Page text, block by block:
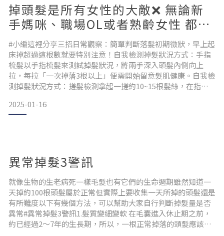
掉頭髮是所有女性的大敵❌ 無論新
手媽咪、職場OL或者熟齡女性 都有
可能碰上掉頭髮狀況，進而陷入焦
躁與恐慌😮‍💨😮‍💨
#小編這裡分享三招日常觀察：簡單判斷落髮初期徵狀，早上起
床掉超過這根數就要特別注意！自我檢測掉髮狀況方式：手指
梳髮以手指梳髮來測試掉髮狀況，將兩手深入頭髮內側向上
拉，每拉「一次掉落3根以上」便需開始留意髮肌健康。自我檢
測掉髮狀況方式：搓髮檢測拿起一搓約10~15根髮絲，在指尖
注意落髮狀況。自我檢測掉髮狀況方式：晨間觀察睡前可於枕
頭鋪上一條毛巾，在早晨起床時檢查毛巾上的頭髮，若超過3~5
2025-01-16
異常掉髮3警訊
就像生物的生老病死一樣毛髮也有它們的生命週期雖然知道一
天掉約100根頭髮屬於正常但實際上要收集一天所掉的頭髮還是
有所難度以下有幾個方法，可以幫助大家自行判斷掉髮量是否
異常#異常掉髮3警訊1.髮質變細變軟 在毛囊進入休止期之前，
約已經過2～7年的生長期，所以，一根正常掉落的頭髮應該是